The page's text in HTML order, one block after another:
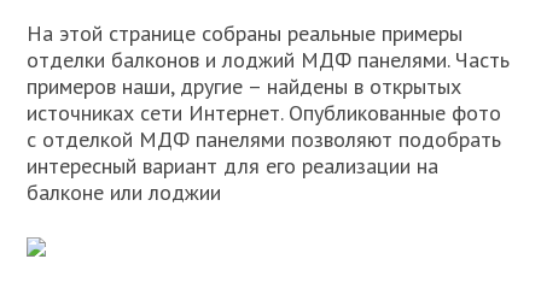
На этой странице собраны реальные примеры
отделки балконов и лоджий МДФ панелями. Часть
примеров наши, другие – найдены в открытых
источниках сети Интернет. Опубликованные фото
с отделкой МДФ панелями позволяют подобрать
интересный вариант для его реализации на
балконе или лоджии